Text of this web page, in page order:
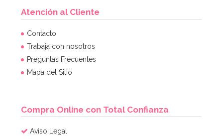
Atención al Cliente
Contacto
Trabaja con nosotros
Preguntas Frecuentes
Mapa del Sitio
Compra Online con Total Confianza
Aviso Legal